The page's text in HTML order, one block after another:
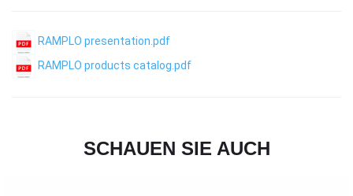
RAMPLO presentation.pdf
RAMPLO products catalog.pdf
SCHAUEN SIE AUCH